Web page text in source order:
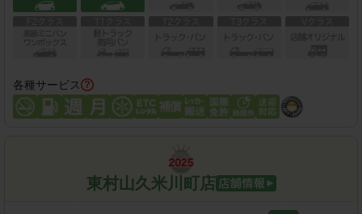
各種サービス
東村山久米川町店